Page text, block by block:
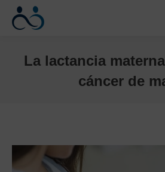
La lactancia
cáncer de